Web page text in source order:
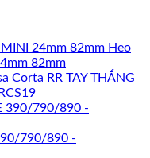
Heo
82mm
TAY THẮNG
790/890 -